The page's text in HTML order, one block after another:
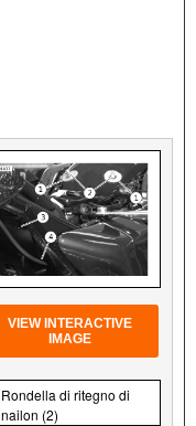
VIEW INTERACTIVE
IMAGE
Rondella di ritegno di
nailon (2)